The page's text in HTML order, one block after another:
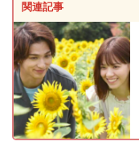
関連記事